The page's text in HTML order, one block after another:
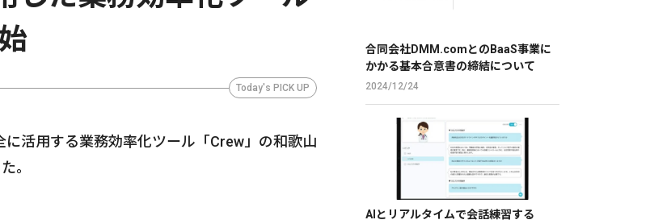
Today's PICK UP
活用する業務効率化ツール「Crew」の和歌山
。
合同会社DMM.comとのBaaS事業に
かかる基本合意書の締結について
2024/12/24
AIとリアルタイムで会話練習する